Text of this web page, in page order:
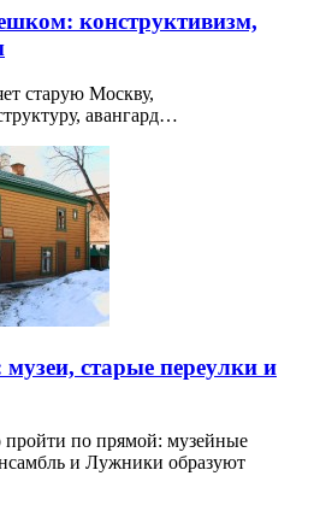
конструктивизм,
старую Москву,
авангард…
старые переулки и
пройти по прямой: музейные
и Лужники образуют